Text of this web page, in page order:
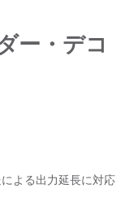
ー・デコ
よる出力延長に対応